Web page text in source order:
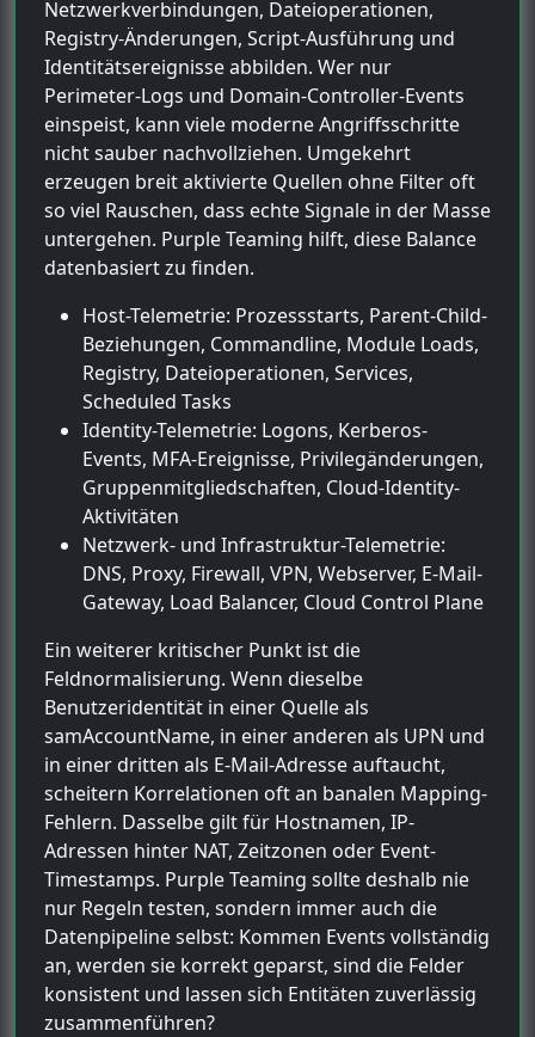
Netzwerkverbindungen, Dateioperationen,
Registry-Änderungen, Script-Ausführung und
Identitätsereignisse abbilden. Wer nur
Perimeter-Logs und Domain-Controller-Events
einspeist, kann viele moderne Angriffsschritte
nicht sauber nachvollziehen. Umgekehrt
erzeugen breit aktivierte Quellen ohne Filter oft
so viel Rauschen, dass echte Signale in der Masse
untergehen. Purple Teaming hilft, diese Balance
datenbasiert zu finden.
Host-Telemetrie: Prozessstarts, Parent-Child-
Beziehungen, Commandline, Module Loads,
Registry, Dateioperationen, Services,
Scheduled Tasks
Identity-Telemetrie: Logons, Kerberos-
Events, MFA-Ereignisse, Privilegänderungen,
Gruppenmitgliedschaften, Cloud-Identity-
Aktivitäten
Netzwerk- und Infrastruktur-Telemetrie:
DNS, Proxy, Firewall, VPN, Webserver, E-Mail-
Gateway, Load Balancer, Cloud Control Plane
Ein weiterer kritischer Punkt ist die
Feldnormalisierung. Wenn dieselbe
Benutzeridentität in einer Quelle als
samAccountName, in einer anderen als UPN und
in einer dritten als E-Mail-Adresse auftaucht,
scheitern Korrelationen oft an banalen Mapping-
Fehlern. Dasselbe gilt für Hostnamen, IP-
Adressen hinter NAT, Zeitzonen oder Event-
Timestamps. Purple Teaming sollte deshalb nie
nur Regeln testen, sondern immer auch die
Datenpipeline selbst: Kommen Events vollständig
an, werden sie korrekt geparst, sind die Felder
konsistent und lassen sich Entitäten zuverlässig
zusammenführen?